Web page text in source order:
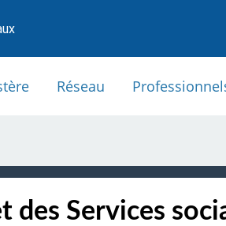
Réseau
des Services